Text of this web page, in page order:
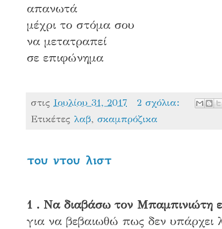
απανωτά
μέχρι το στόμα σου
να μετατραπεί
σε επιφώνημα
στις Ιουλίου 31, 2017
2 σχόλια:
Ετικέτες λαβ, σκαμπρόζικα
του ντου λιστ
1 . Να διαβάσω τον Μπαμπινιώτη
για να βεβαιωθώ πως δεν υπάρχει